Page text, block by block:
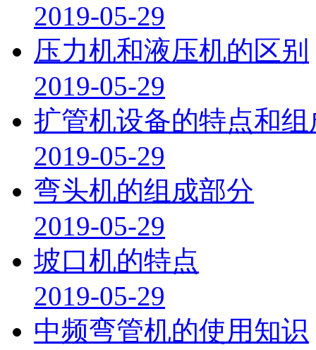
2019-05-29
压力机和液压机的区别
2019-05-29
扩管机设备的特点和组
2019-05-29
弯头机的组成部分
2019-05-29
坡口机的特点
2019-05-29
中频弯管机的使用知识